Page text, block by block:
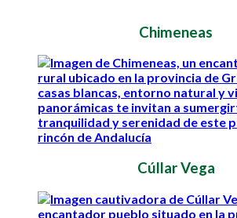
Chimeneas
Cúllar Vega